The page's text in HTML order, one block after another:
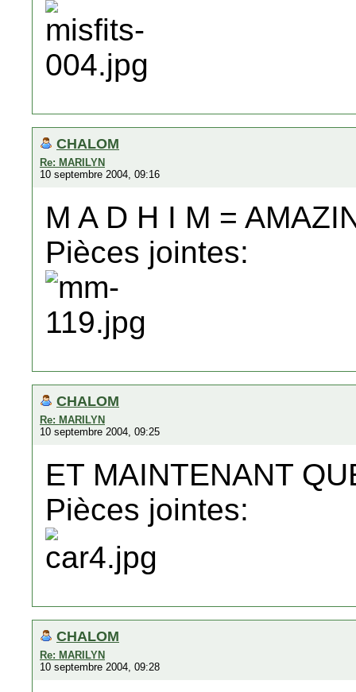
CHALOM
Re: MARILYN
10 septembre 2004, 09:16
M A D H I M =
Pièces jointes:
CHALOM
Re: MARILYN
10 septembre 2004, 09:25
ET MAINTENANT
Pièces jointes:
CHALOM
Re: MARILYN
10 septembre 2004, 09:28